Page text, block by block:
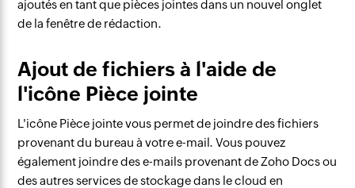
ajoutés en tant que pièces jointes dans un nouvel onglet
de la fenêtre de rédaction.
Ajout de fichiers à l'aide de
l'icône Pièce jointe
L'icône Pièce jointe vous permet de joindre des fichiers
provenant du bureau à votre e-mail. Vous pouvez
également joindre des e-mails provenant de Zoho Docs ou
des autres services de stockage dans le cloud en